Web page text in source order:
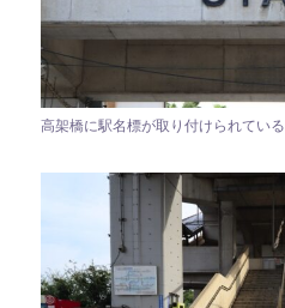
高架橋に駅名標が取り付けられている